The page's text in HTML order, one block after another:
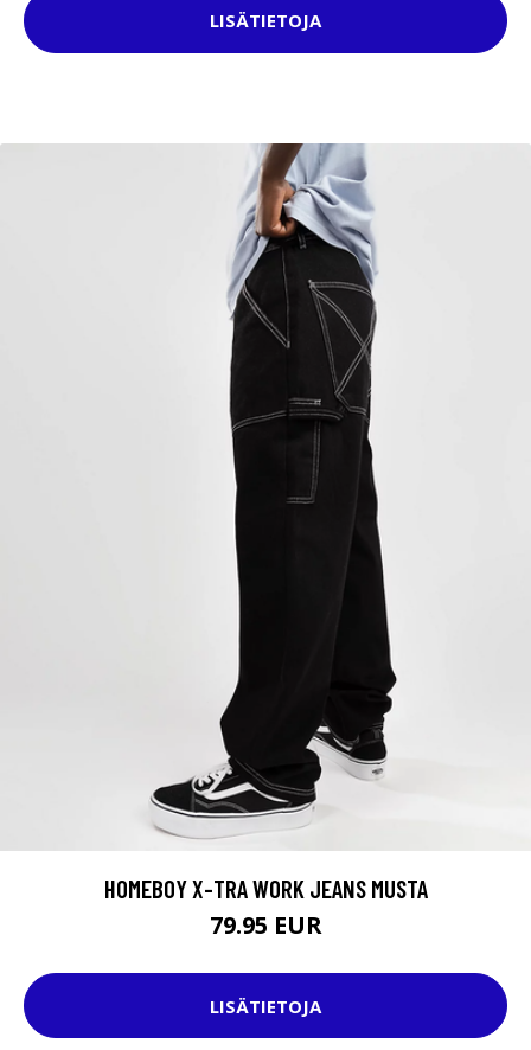
LISÄTIETOJA
HOMEBOY X-TRA WORK JEANS MUSTA
79.95 EUR
LISÄTIETOJA